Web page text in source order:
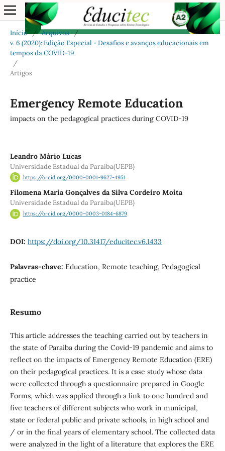
Início / Arquivos /
v. 6 (2020): Edição Especial - Desafios e avanços educacionais em
tempos da COVID-19
/
Artigos
Emergency Remote Education
impacts on the pedagogical practices during COVID-19
Leandro Mário Lucas
Universidade Estadual da Paraíba(UEPB)
https://orcid.org/0000-0001-9627-4951
Filomena Maria Gonçalves da Silva Cordeiro Moita
Universidade Estadual da Paraíba(UEPB)
https://orcid.org/0000-0003-0184-6879
DOI: https://doi.org/10.31417/educitec.v6.1433
Palavras-chave: Education, Remote teaching, Pedagogical
practice
Resumo
This article addresses the teaching carried out by teachers in
the state of Paraíba during the Covid-19 pandemic and aims to
reflect on the impacts of Emergency Remote Education (ERE)
on their pedagogical practices. It is a case study whose data
were collected through a questionnaire prepared in Google
Forms, which was applied through a link to one hundred and
five teachers of different subjects who work in municipal,
state or federal public and private schools, in high school and
/ or in the final years of elementary school. The collected data
were analyzed in the light of a literature that explores the ERE